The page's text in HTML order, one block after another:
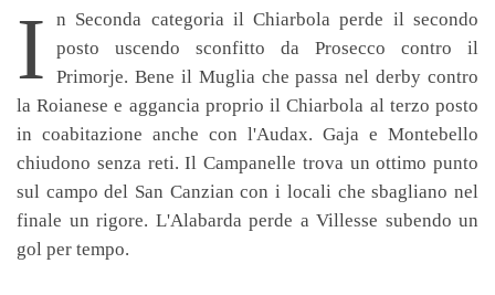
I
n Seconda categoria il Chiarbola perde il secondo
posto uscendo sconfitto da Prosecco contro il
Primorje. Bene il Muglia che passa nel derby contro
la Roianese e aggancia proprio il Chiarbola al terzo posto
in coabitazione anche con l'Audax. Gaja e Montebello
chiudono senza reti. Il Campanelle trova un ottimo punto
sul campo del San Canzian con i locali che sbagliano nel
finale un rigore. L'Alabarda perde a Villesse subendo un
gol per tempo.